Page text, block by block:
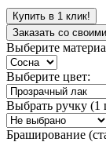
Купить в 1 клик!
Заказать со
Выберите
Выберите цвет:
Выбрать ручку (1
Браширование